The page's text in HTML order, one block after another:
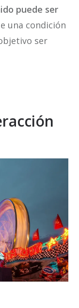
puede ser
una condición
ser